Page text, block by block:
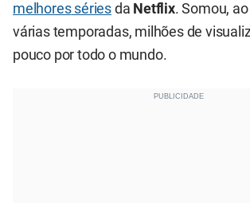
melhoresséries da Netflix. Somou,
várias temporadas, milhões de
pouco por todo o mundo.